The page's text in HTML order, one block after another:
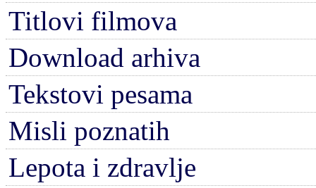
Titlovi filmova
Download arhiva
Tekstovi pesama
Misli poznatih
Lepota i zdravlje